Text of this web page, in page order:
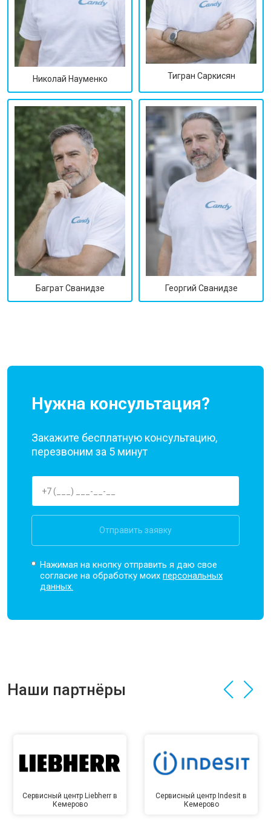
Николай Науменко Тигран Саркисян
Баграт Сванидзе Георгий Сванидзе
Нужна консультация?
Закажите бесплатную консультацию,
перезвоним за 5 минут
Отправить заявку
Нажимая на кнопку отправить я даю свое
согласие на обработку моихперсональных
данных.
Наши партнёры
Сервисный центр Liebherr в
Кемерово
Сервисный центр Indesit в
Кемерово